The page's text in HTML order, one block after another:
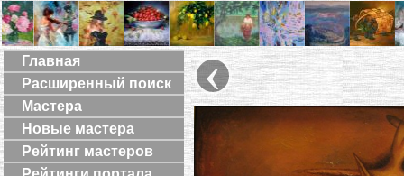
Главная
Расширенный поиск
Мастера
Новые мастера
Рейтинг мастеров
‹